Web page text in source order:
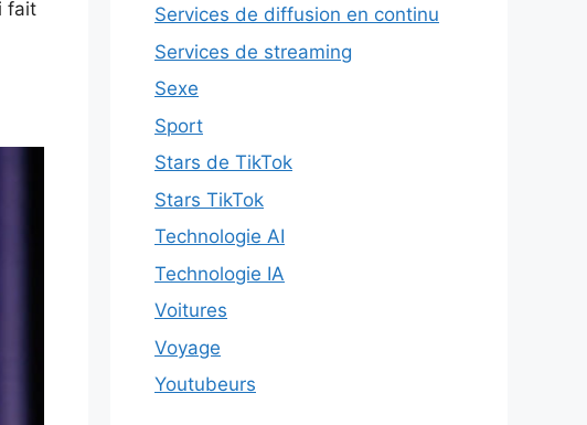
fait
Services de diffusion en continu
Services de streaming
Sexe
Sport
Stars de TikTok
Stars TikTok
Technologie AI
Technologie IA
Voitures
Voyage
Youtubeurs